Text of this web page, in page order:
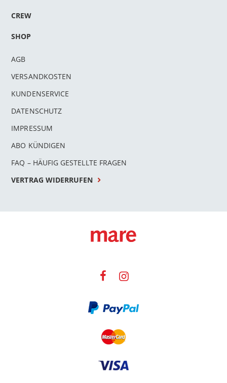
CREW
SHOP
AGB
VERSANDKOSTEN
KUNDENSERVICE
DATENSCHUTZ
IMPRESSUM
ABO KÜNDIGEN
FAQ – HÄUFIG GESTELLTE FRAGEN
VERTRAG WIDERRUFEN